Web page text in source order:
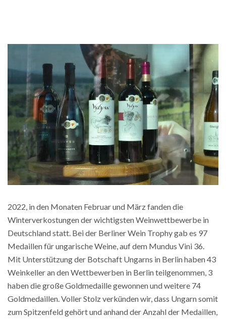
2022, in den Monaten Februar und März fanden die
Winterverkostungen der wichtigsten Weinwettbewerbe in
Deutschland statt. Bei der Berliner Wein Trophy gab es 97
Medaillen für ungarische Weine, auf dem Mundus Vini 36.
Mit Unterstützung der Botschaft Ungarns in Berlin haben 43
Weinkeller an den Wettbewerben in Berlin teilgenommen, 3
haben die große Goldmedaille gewonnen und weitere 74
Goldmedaillen. Voller Stolz verkünden wir, dass Ungarn somit
zum Spitzenfeld gehört und anhand der Anzahl der Medaillen,